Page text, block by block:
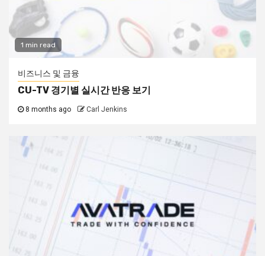
1 min read
비즈니스 및 금융
CU-TV 경기별 실시간 반응 보기
8 months ago Carl Jenkins